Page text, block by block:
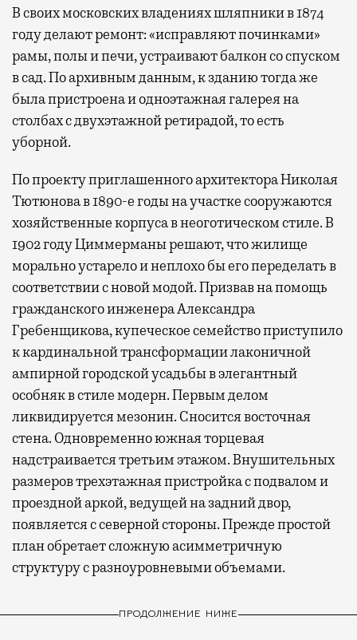
В своих московских владениях шляпники в 1874
году делают ремонт: «исправляют починками»
рамы, полы и печи, устраивают балкон со спуском
в сад. По архивным данным, к зданию тогда же
была пристроена и одноэтажная галерея на
столбах с двухэтажной ретирадой, то есть
уборной.
По проекту приглашенного архитектора Николая
Тютюнова в 1890-е годы на участке сооружаются
хозяйственные корпуса в неоготическом стиле. В
1902 году Циммерманы решают, что жилище
морально устарело и неплохо бы его переделать в
соответствии с новой модой. Призвав на помощь
гражданского инженера Александра
Гребенщикова, купеческое семейство приступило
к кардинальной трансформации лаконичной
ампирной городской усадьбы в элегантный
особняк в стиле модерн. Первым делом
ликвидируется мезонин. Сносится восточная
стена. Одновременно южная торцевая
надстраивается третьим этажом. Внушительных
размеров трехэтажная пристройка с подвалом и
проездной аркой, ведущей на задний двор,
появляется с северной стороны. Прежде простой
план обретает сложную асимметричную
структуру с разноуровневыми объемами.
ПРОДОЛЖЕНИЕ НИЖЕ